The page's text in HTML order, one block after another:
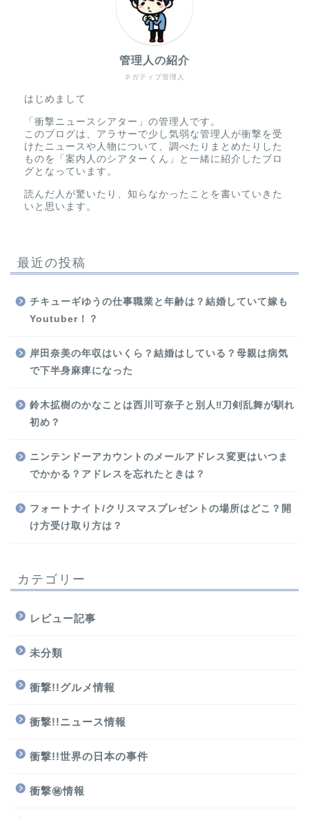
ネガティブ管理人
管理人の紹介
はじめまして
「衝撃ニュースシアター」の管理人です。
このブログは、アラサーで少し気弱な管理人が衝撃を受
けたニュースや人物について、調べたりまとめたりした
ものを「案内人のシアターくん」と一緒に紹介したブロ
グとなっています。
読んだ人が驚いたり、知らなかったことを書いていきた
いと思います。
最近の投稿
チキューギゆうの仕事職業と年齢は？結婚していて嫁も
Youtuber！？
岸田奈美の年収はいくら？結婚はしている？母親は病気
で下半身麻痺になった
鈴木拡樹のかなことは西川可奈子と別人‼刀剣乱舞が馴れ
初め？
ニンテンドーアカウントのメールアドレス変更はいつま
でかかる？アドレスを忘れたときは？
フォートナイト/クリスマスプレゼントの場所はどこ？開
け方受け取り方は？
カテゴリー
レビュー記事
未分類
衝撃!!グルメ情報
衝撃!!ニュース情報
衝撃!!世界の日本の事件
衝撃㊙情報